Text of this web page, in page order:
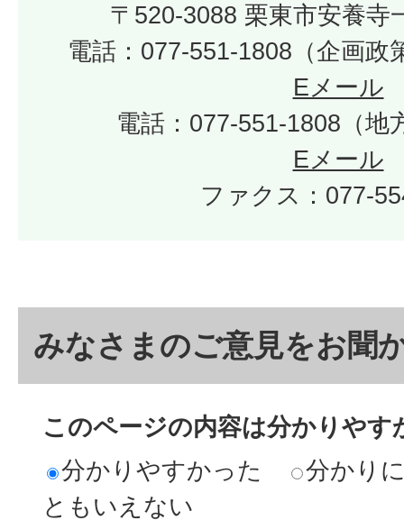
〒520-3088 栗東市安養寺
電話：077-551-1808（企画政
Eメール
電話：077-551-1808（地
Eメール
ファクス：077-
みなさまのご意見をお聞
このページの内容は分かりやす
分かりやすかった
分かり
ともいえない